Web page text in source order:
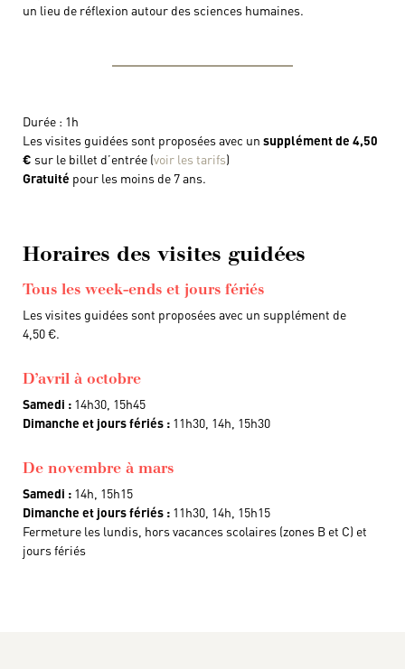
un lieu de réflexion autour des sciences humaines.
Durée : 1h
Les visites guidées sont proposées avec un supplément de 4,50
€ sur le billet d’entrée (voir les tarifs)
Gratuité pour les moins de 7 ans.
Horaires des visites guidées
Tous les week-ends et jours fériés
Les visites guidées sont proposées avec un supplément de
4,50 €.
D’avril à octobre
Samedi : 14h30, 15h45
Dimanche et jours fériés : 11h30, 14h, 15h30
De novembre à mars
Samedi : 14h, 15h15
Dimanche et jours fériés : 11h30, 14h, 15h15
Fermeture les lundis, hors vacances scolaires (zones B et C) et
jours fériés